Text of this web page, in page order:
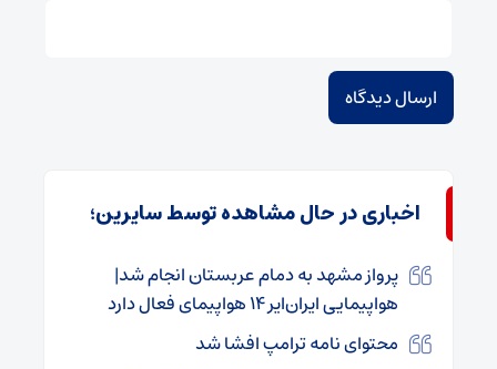
اخباری در حال مشاهده توسط سایرین؛
پرواز مشهد به دمام عربستان انجام شد|
هواپیمایی ایران‌ایر ۱۴ هواپیمای فعال دارد
محتوای نامه ترامپ افشا شد